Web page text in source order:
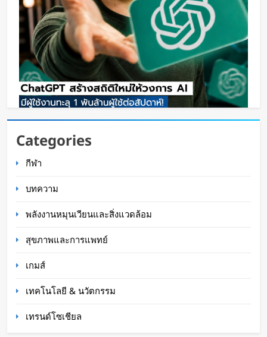
ChatGPT ทะลุ 1 พันล้านผู้ใช้ต่อสัปดาห์ เร็วที่สุดใน
โลก AI
Categories
กีฬา
บทความ
พลังงานหมุนเวียนและสิ่งแวดล้อม
สุขภาพและการแพทย์
เกมส์
เทคโนโลยี & นวัตกรรม
เทรนด์โซเชียล